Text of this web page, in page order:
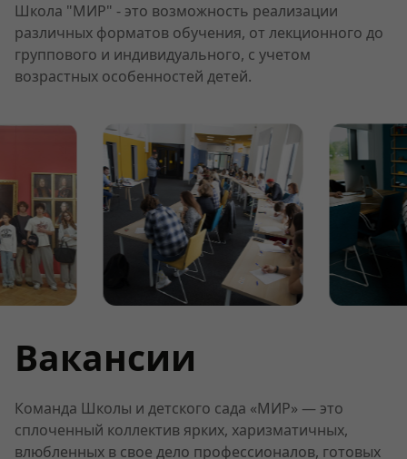
Школа "МИР" - это возможность реализации
различных форматов обучения, от лекционного до
группового и индивидуального, с учетом
возрастных особенностей детей.
Вакансии
Команда Школы и детского сада «МИР» — это
сплоченный коллектив ярких, харизматичных,
влюбленных в свое дело профессионалов, готовых